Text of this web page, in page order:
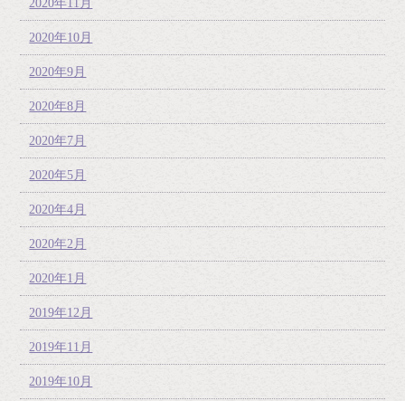
2020年11月
2020年10月
2020年9月
2020年8月
2020年7月
2020年5月
2020年4月
2020年2月
2020年1月
2019年12月
2019年11月
2019年10月